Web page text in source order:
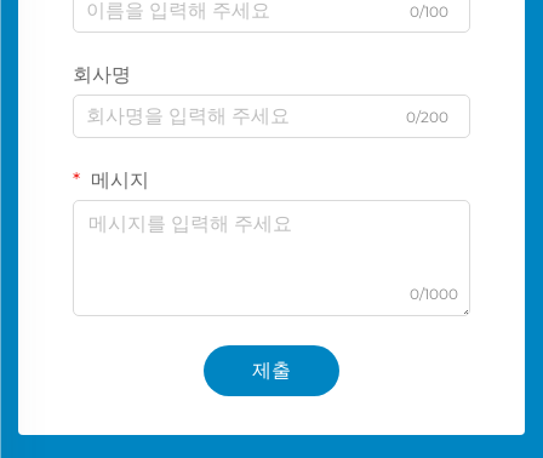
0/100
회사명
0/200
메시지
0/1000
제출